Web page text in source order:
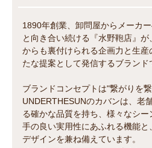
1890年創業、卸問屋からメーカ
と向き合い続ける『水野鞄店』
からも裏付けられる企画力と生
たな提案として発信するブランド
ブランドコンセプトは"繋がりを繋
UNDERTHESUNのカバンは、老
る確かな品質を持ち、様々なシ
手の良い実用性にあふれる機能
デザインを兼ね備えています。